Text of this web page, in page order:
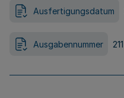
Ausfertigungsdatum
Ausgabennummer 211